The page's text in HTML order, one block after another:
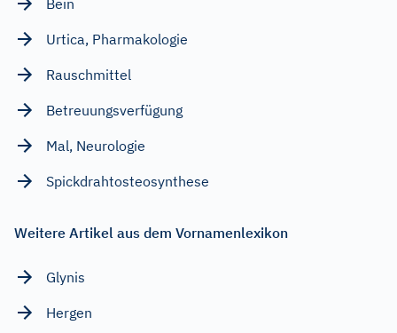
Urtica, Pharmakologie
Rauschmittel
Betreuungsverfügung
Mal, Neurologie
Spickdrahtosteosynthese
Weitere Artikel aus dem Vornamenlexikon
Glynis
Hergen